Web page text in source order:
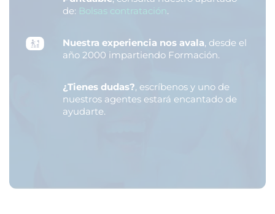
de: Bolsas contratación.
Nuestra experiencia nos avala, desde el
año 2000 impartiendo Formación.
¿Tienes dudas?, escríbenos y uno de
nuestros agentes estará encantado de
ayudarte.